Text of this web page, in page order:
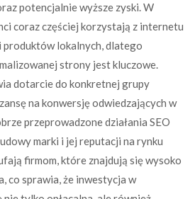
potencjalnie wyższe zyski. W
coraz częściej korzystają z internetu
produktów lokalnych, dlatego
strony jest kluczowe.
dotarcie do konkretnej grupy
na konwersję odwiedzających w
przeprowadzone działania SEO
marki i jej reputacji na rynku
firmom, które znajdują się wysoko
co sprawia, że inwestycja w